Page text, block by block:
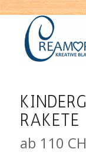
RAKETE
ab 110